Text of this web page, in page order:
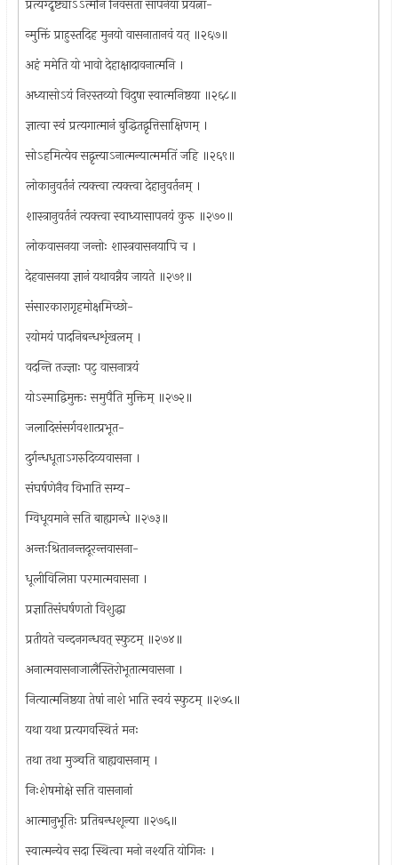
प्रत्यग्दृष्ट्याऽऽत्मनि निवसता सापनेया प्रयत्ना-
न्मुक्तिं प्राहुस्तदिह मुनयो वासनातानवं यत् ॥२६७॥
अहं ममेति यो भावो देहाक्षादावनात्मनि ।
अध्यासोऽयं निरस्तव्यो विदुषा स्वात्मनिष्ठया ॥२६८॥
ज्ञात्वा स्वं प्रत्यगात्मानं बुद्धितद्वृत्तिसाक्षिणम् ।
सोऽहमित्येव सद्वृत्त्याऽनात्मन्यात्ममतिं जहि ॥२६९॥
लोकानुवर्तनं त्यक्त्वा त्यक्त्वा देहानुवर्तनम् ।
शास्त्रानुवर्तनं त्यक्त्वा स्वाध्यासापनयं कुरु ॥२७०॥
लोकवासनया जन्तोः शास्त्रवासनयापि च ।
देहवासनया ज्ञानं यथावन्नैव जायते ॥२७१॥
संसारकारागृहमोक्षमिच्छो-
रयोमयं पादनिबन्धशृंखलम् ।
वदन्ति तज्ज्ञाः पटु वासनात्रयं
योऽस्माद्विमुक्तः समुपैति मुक्तिम् ॥२७२॥
जलादिसंसर्गवशात्प्रभूत-
दुर्गन्धधूताऽगरुदिव्यवासना ।
संघर्षणेनैव विभाति सम्य-
ग्विधूयमाने सति बाह्यगन्धे ॥२७३॥
अन्तःश्रितानन्तदूरन्तवासना-
धूलीविलिप्ता परमात्मवासना ।
प्रज्ञातिसंघर्षणतो विशुद्धा
प्रतीयते चन्दनगन्धवत् स्फुटम् ॥२७४॥
अनात्मवासनाजालैस्तिरोभूतात्मवासना ।
नित्यात्मनिष्ठया तेषां नाशे भाति स्वयं स्फुटम् ॥२७५॥
यथा यथा प्रत्यगवस्थितं मनः
तथा तथा मुञ्चति बाह्यवासनाम् ।
निःशेषमोक्षे सति वासनानां
आत्मानुभूतिः प्रतिबन्धशून्या ॥२७६॥
स्वात्मन्येव सदा स्थित्वा मनो नश्यति योगिनः ।